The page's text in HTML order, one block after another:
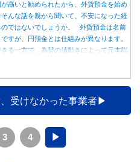
が高いと勧められたから、外貨預金を始め
んな話を親から聞いて、不安になった経
のではないでしょうか。 外貨預金は名前
すが、円預金とは仕組みが異なります。
る一方で、為替の値動きによって元本割
受けなかった事業者
3 4 ▶